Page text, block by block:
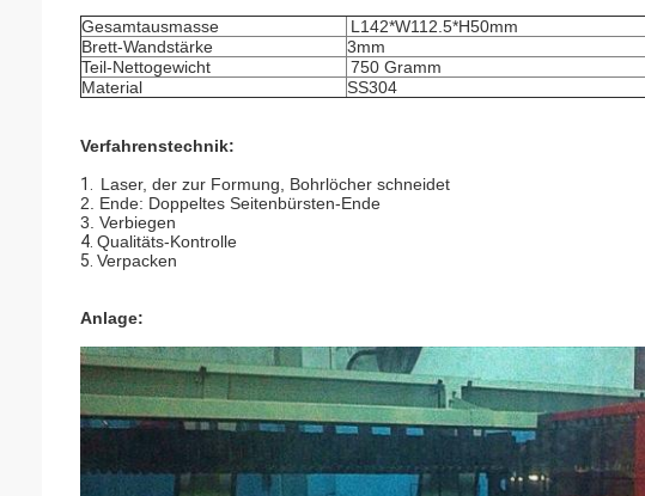
Gesamtausmasse
L142*W112.5*H50mm
Brett-Wandstärke
3mm
Teil-Nettogewicht
750 Gramm
Material
SS304
Verfahrenstechnik:
1. Laser, der zur Formung, Bohrlöcher schneidet
2. Ende: Doppeltes Seitenbürsten-Ende
3. Verbiegen
4. Qualitäts-Kontrolle
5. Verpacken
Anlage: